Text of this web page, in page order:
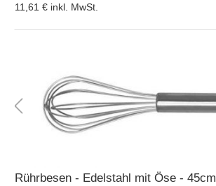
11,61 € inkl. MwSt.
Rührbesen - Edelstahl mit Öse - 45cm